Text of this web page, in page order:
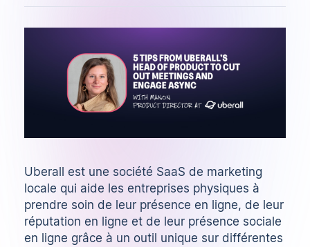
Uberall
est une société SaaS de marketing
locale qui aide les entreprises physiques à
prendre soin de leur présence en ligne, de leur
réputation en ligne et de leur présence sociale
en ligne grâce à un outil unique sur différentes